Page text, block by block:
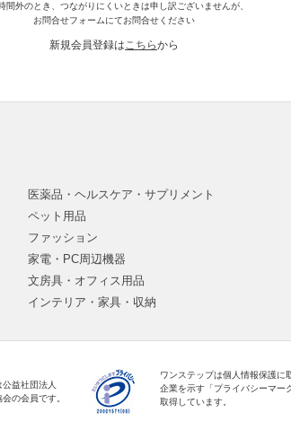
間外のとき、つながりにくいときは申し訳ございませんが、
お問合せフォームにてお問合せください
新規会員登録はこちらから
医薬品・ヘルスケア・サプリメント
ペット用品
ファッション
家電・PC周辺機器
文房具・オフィス用品
インテリア・家具・収納
益社団法人
の会員です。
ワンステップは個人情報保護に
企業を示す「プライバシーマー
取得しています。